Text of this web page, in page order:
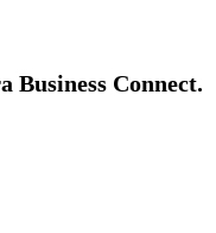
Business Connect.